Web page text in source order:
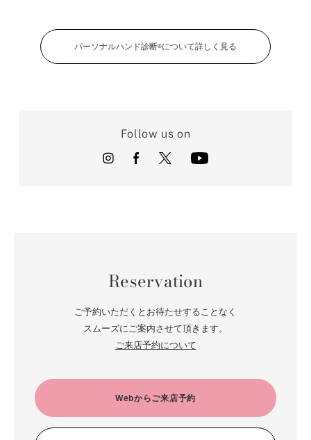
パーソナルハンド診断®について詳しく見る
Follow us on
Reservation
ご予約いただくとお待たせすることなく
スムーズにご案内させて頂きます。
ご来店予約について
Webからご来店予約